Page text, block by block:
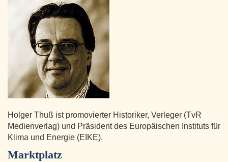
Holger Thuß ist promovierter Historiker, Verleger (TvR
Medienverlag) und Präsident des Europäischen Instituts für
Klima und Energie (EIKE).
Marktplatz